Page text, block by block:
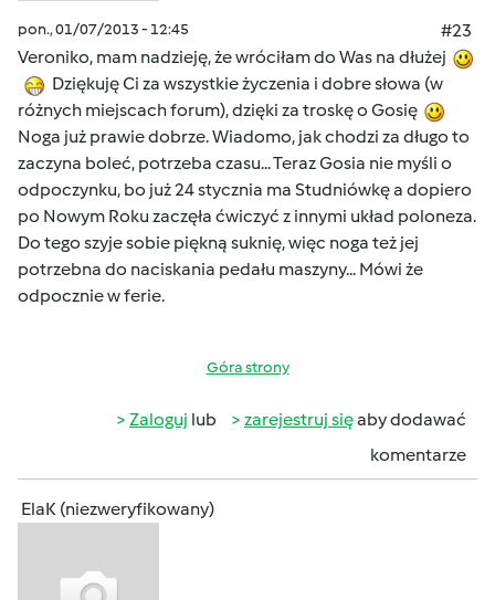
pon., 01/07/2013 - 12:45
#23
Veroniko, mam nadzieję, że wróciłam do Was na dłużej
Dziękuję Ci za wszystkie życzenia i dobre słowa (w
różnych miejscach forum), dzięki za troskę o Gosię
Noga już prawie dobrze. Wiadomo, jak chodzi za długo to
zaczyna boleć, potrzeba czasu... Teraz Gosia nie myśli o
odpoczynku, bo już 24 stycznia ma Studniówkę a dopiero
po Nowym Roku zaczęła ćwiczyć z innymi układ poloneza.
Do tego szyje sobie piękną suknię, więc noga też jej
potrzebna do naciskania pedału maszyny... Mówi że
odpocznie w ferie.
Góra strony
Zaloguj lub zarejestruj sięaby dodawać
komentarze
ElaK (niezweryfikowany)